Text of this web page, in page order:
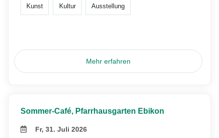
Kunst Kultur Ausstellung
Mehr erfahren
Sommer-Café, Pfarrhausgarten Ebikon
Fr, 31. Juli 2026